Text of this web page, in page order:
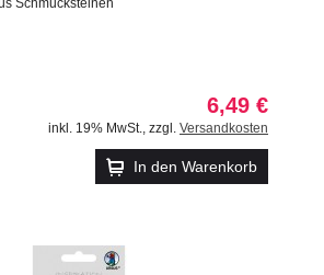
6,49 €
inkl. 19% MwSt. zzgl. Versandkosten
In den Warenkorb